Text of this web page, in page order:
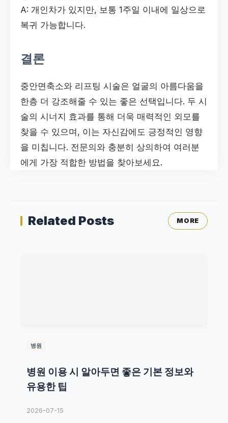
A: 개인차가 있지만, 보통 1주일 이내에 일상으로
복귀 가능합니다.
결론
중안면축소와 리프팅 시술은 얼굴의 아름다움을
한층 더 강조해줄 수 있는 좋은 선택입니다. 두 시
술의 시너지 효과를 통해 더욱 매력적인 외모를
찾을 수 있으며, 이는 자신감에도 긍정적인 영향
을 미칩니다. 전문의와 충분히 상의하여 여러분
에게 가장 적합한 방법을 찾아보세요.
Related Posts MORE
병원
병원 이용 시 알아두면 좋은 기본 정보와
유용한 팁
2026-07-15